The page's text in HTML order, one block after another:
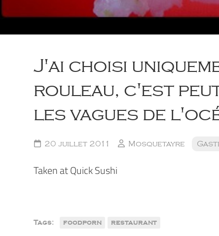
J'ai choisi
rouleau, c'est
les vagues de
20 juillet 2011 Mosquetayre
Taken at Quick Sushi
Tags: foodporn restaurant